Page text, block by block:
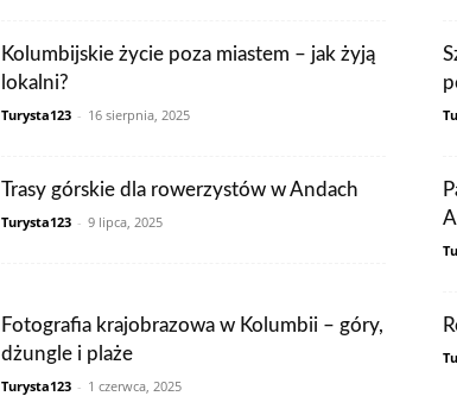
Kolumbijskie życie poza miastem – jak żyją
lokalni?
Turysta123 - 16 sierpnia, 2025
Trasy górskie dla rowerzystów w Andach
Turysta123 - 9 lipca, 2025
Fotografia krajobrazowa w Kolumbii – góry,
dżungle i plaże
Turysta123 - 1 czerwca, 2025